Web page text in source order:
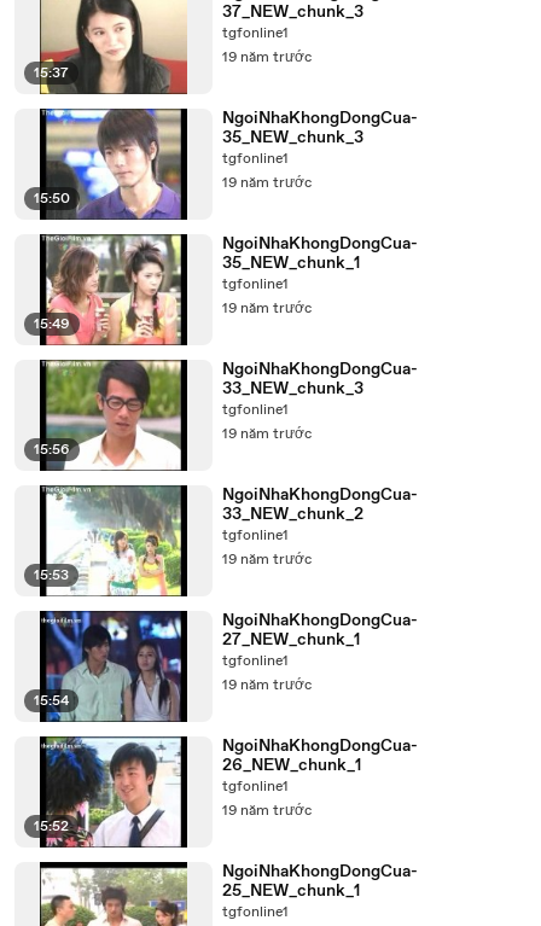
15:37
37_NEW_chunk_3
tgfonline1
19 năm trước
15:50
NgoiNhaKhongDongCua-
35_NEW_chunk_3
tgfonline1
19 năm trước
15:49
NgoiNhaKhongDongCua-
35_NEW_chunk_1
tgfonline1
19 năm trước
15:56
NgoiNhaKhongDongCua-
33_NEW_chunk_3
tgfonline1
19 năm trước
15:53
NgoiNhaKhongDongCua-
33_NEW_chunk_2
tgfonline1
19 năm trước
15:54
NgoiNhaKhongDongCua-
27_NEW_chunk_1
tgfonline1
19 năm trước
15:52
NgoiNhaKhongDongCua-
26_NEW_chunk_1
tgfonline1
19 năm trước
NgoiNhaKhongDongCua-
25_NEW_chunk_1
tgfonline1